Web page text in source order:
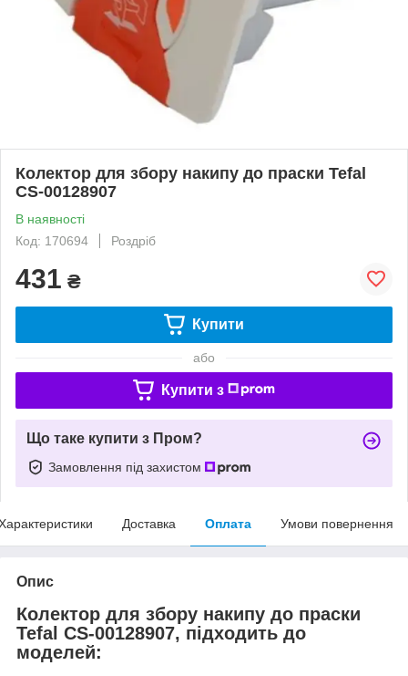
Колектор для збору накипу до праски Tefal
CS-00128907
В наявності
Код: 170694
Роздріб
431 ₴
Купити
або
Купити з
Що таке купити з Пром?
Замовлення під захистом
Доставка Оплата Умови повернення
Опис
Колектор для збору накипу до праски
Tefal CS-00128907, підходить до
моделей: